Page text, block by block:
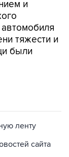
и
тяжести и
были
ленту
сайта